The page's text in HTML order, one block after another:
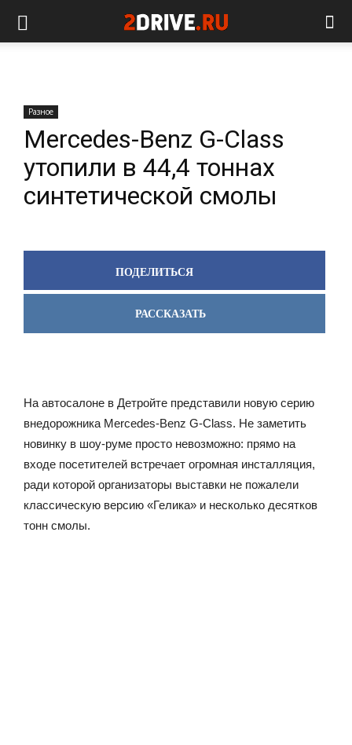
Разное
Mercedes-Benz G-Class
утопили в 44,4 тоннах
синтетической смолы
ПОДЕЛИТЬСЯ
РАССКАЗАТЬ
На автосалоне в Детройте представили новую серию
внедорожника Mercedes-Benz G-Class. Не заметить
новинку в шоу-руме просто невозможно: прямо на
входе посетителей встречает огромная инсталляция,
ради которой организаторы выставки не пожалели
классическую версию «Гелика» и несколько десятков
тонн смолы.